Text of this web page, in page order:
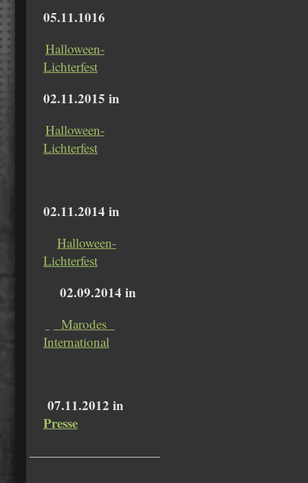
05.11.1016
Halloween-
Lichterfest
02.11.2015 in
Halloween-
Lichterfest
02.11.2014 in
Halloween-
Lichterfest
02.09.2014 in
Marodes
International
07.11.2012 in
Presse